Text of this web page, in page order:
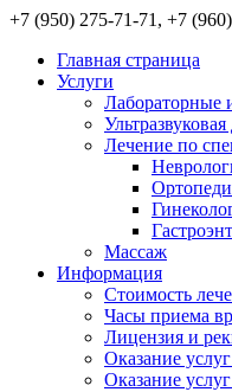
+7 (950) 275-71-71, +7
Главная страница
Услуги
Лабораторные
Лечение по
Массаж
Информация
Стоимость
Часы приема
Лицензия и
Оказание
Оказание